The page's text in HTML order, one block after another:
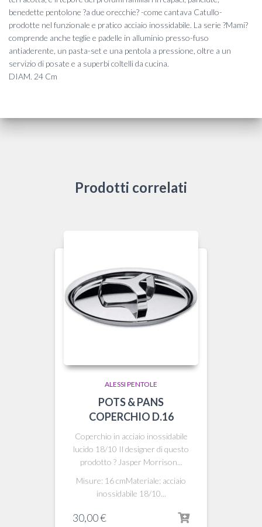
benedette pentolone ?a due orecchie? -come cantava Catullo-
prodotte nel funzionale e pratico acciaio inossidabile. La serie ?Mami?
comprende anche teglie e padelle in alluminio presso-fuso
antiaderente, un pasta-set e una pentola a pressione, oltre a un
servizio di posate e a superbi coltelli da cucina.
DIAM. 24 Cm
Prodotti correlati
ALESSI PENTOLE
POTS & PANS
COPERCHIO D.16
Coperchio in acciaio inossidabile
lucido 18/10 Il designer di questo
prodotto ? Jasper Morrison...
Misure: 16 cmMateriale: acciaio
inossidabile 18/10...
30,00€